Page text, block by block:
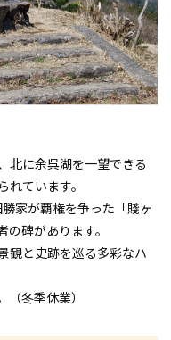
北に余呉湖を一望できる
ています。
家が覇権を争った「賤ヶ
碑があります。
観と史跡を巡る多彩なハ
冬季休業）